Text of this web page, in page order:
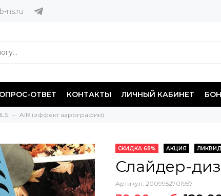
ns.ru
ОТВЕТ КОНТАКТЫ ЛИЧНЫЙ КАБИНЕТ
AIR (эффект аэрографии)
СКИДКА 68% АКЦИЯ
Слайдер-
Артикул: 2009952701957